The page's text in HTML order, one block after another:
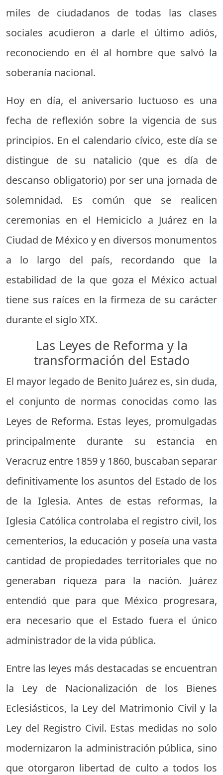
miles de ciudadanos de todas las clases
sociales acudieron a darle el último adiós,
reconociendo en él al hombre que salvó la
soberanía nacional.
Hoy en día, el aniversario luctuoso es una
fecha de reflexión sobre la vigencia de sus
principios. En el calendario cívico, este día se
distingue de su natalicio (que es día de
descanso obligatorio) por ser una jornada de
solemnidad. Es común que se realicen
ceremonias en el Hemiciclo a Juárez en la
Ciudad de México y en diversos monumentos
a lo largo del país, recordando que la
estabilidad de la que goza el México actual
tiene sus raíces en la firmeza de su carácter
durante el siglo XIX.
Las Leyes de Reforma y la
transformación del Estado
El mayor legado de Benito Juárez es, sin duda,
el conjunto de normas conocidas como las
Leyes de Reforma. Estas leyes, promulgadas
principalmente durante su estancia en
Veracruz entre 1859 y 1860, buscaban separar
definitivamente los asuntos del Estado de los
de la Iglesia. Antes de estas reformas, la
Iglesia Católica controlaba el registro civil, los
cementerios, la educación y poseía una vasta
cantidad de propiedades territoriales que no
generaban riqueza para la nación. Juárez
entendió que para que México progresara,
era necesario que el Estado fuera el único
administrador de la vida pública.
Entre las leyes más destacadas se encuentran
la Ley de Nacionalización de los Bienes
Eclesiásticos, la Ley del Matrimonio Civil y la
Ley del Registro Civil. Estas medidas no solo
modernizaron la administración pública, sino
que otorgaron libertad de culto a todos los